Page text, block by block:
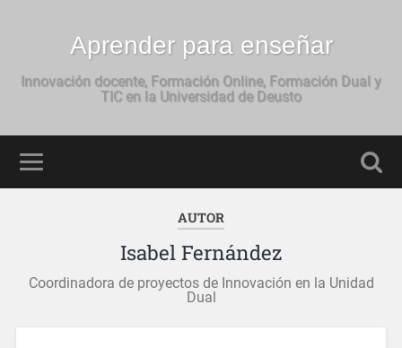
Aprender para enseñar
Innovación docente, Formación Online, Formación Dual y
TIC en la Universidad de Deusto
AUTOR
Isabel Fernández
Coordinadora de proyectos de Innovación en la Unidad
Dual